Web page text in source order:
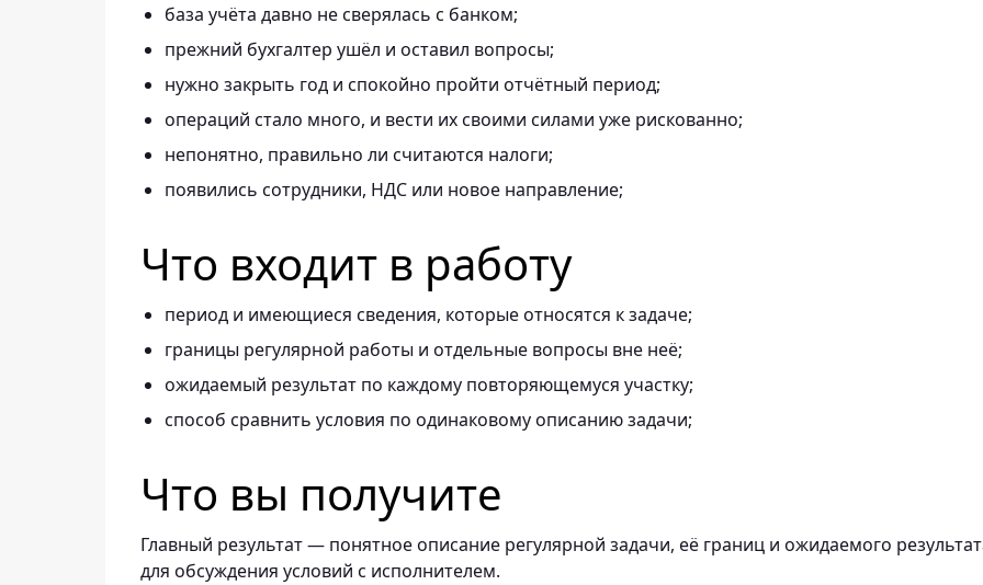
база учёта давно не сверялась с банком;
прежний бухгалтер ушёл и оставил вопросы;
нужно закрыть год и спокойно пройти отчётный период;
операций стало много, и вести их своими силами уже рискованно;
непонятно, правильно ли считаются налоги;
появились сотрудники, НДС или новое направление;
Что входит в работу
период и имеющиеся сведения, которые относятся к задаче;
границы регулярной работы и отдельные вопросы вне неё;
ожидаемый результат по каждому повторяющемуся участку;
способ сравнить условия по одинаковому описанию задачи;
Что вы получите
Главный результат — понятное описание регулярной задачи, её границ и ожидаемого
для обсуждения условий с исполнителем.